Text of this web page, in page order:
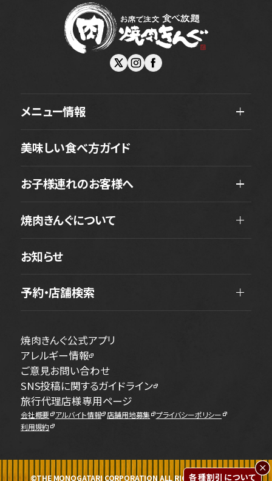
各種割引について
メニュー情報
美味しい食べ方ガイド
お子様連れのお客様へ
焼肉きんぐについて
お知らせ
予約・店舗検索
焼肉きんぐ公式アプリ
アレルギー情報
ご意見お問い合わせ
SNS投稿に関するガイドライン
旅行代理店様専用ページ
会社概要 アルバイト情報 店舗用地募集
プライバシーポリシー
利用規約
©THE MONOGATARI CORPORATION ALL RIGHTS RESERVED.